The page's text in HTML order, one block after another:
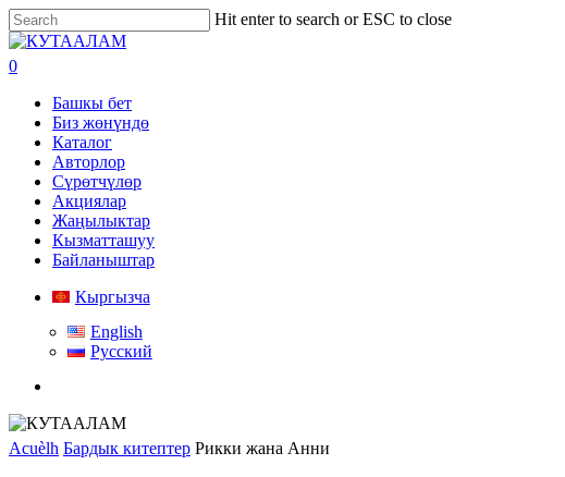
Skip
to
main
content
Hit enter to search or ESC to close
Close
Search
search
0
Башкы бет
Биз жөнүндө
Каталог
Авторлор
Сүрөтчүлөр
Акциялар
Жаңылыктар
Кызматташуу
Байланыштар
Кыргызча
English
Русский
Acuèlh Бардык китептер Рикки жана Анни